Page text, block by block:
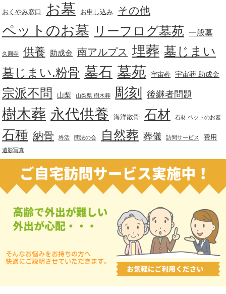
おくやみ窓口 お墓 お申し込み その他
ペットのお墓 リーフログ墓苑 一般墓
久圓寺 供養 助成金 南アルプス 埋葬 墓じまい
墓じまい.粉骨 墓石 墓苑 宇宙葬 宇宙葬 助成金
宗派不問 山梨 山梨県 樹木葬 彫刻 後継者問題
樹木葬 永代供養 海洋散骨 石材 石材 ペットのお墓
石種 納骨 終活 聞法の会 自然葬 葬儀 訪問サービス 費用
遺影写真